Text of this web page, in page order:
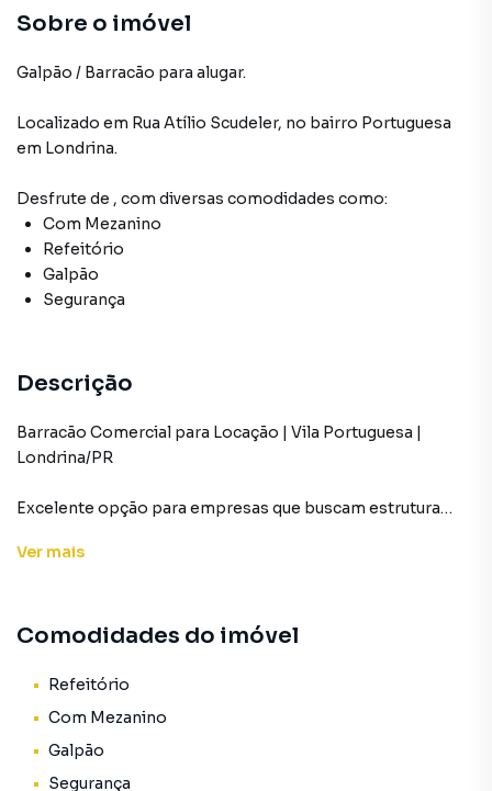
Sobre o imóvel
Galpão / Barracão para alugar.
Localizado em Rua Atílio Scudeler, no bairro Portuguesa
em Londrina.
Desfrute de , com diversas comodidades como:
Com Mezanino
Refeitório
Galpão
Segurança
Descrição
Barracão Comercial para Locação | Vila Portuguesa |
Londrina/PR
Excelente opção para empresas que buscam estrutura
✅ Acesso amplo para caminhões
✅ Excelente ventilação
✅ Layout versátil para diferentes operações
Distribuição do imóvel:
Ver mais
Comodidades do imóvel
Refeitório
Com Mezanino
Galpão
Segurança